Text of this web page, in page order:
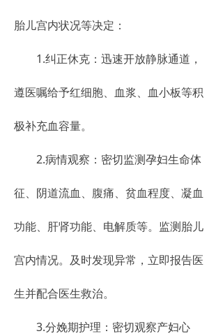
胎儿宫内状况等决定：
1.纠正休克：迅速开放静脉通道，
遵医嘱给予红细胞、血浆、血小板等积
极补充血容量。
2.病情观察：密切监测孕妇生命体
征、阴道流血、腹痛、贫血程度、凝血
功能、肝肾功能、电解质等。监测胎儿
宫内情况。及时发现异常，立即报告医
生并配合医生救治。
3.分娩期护理：密切观察产妇心